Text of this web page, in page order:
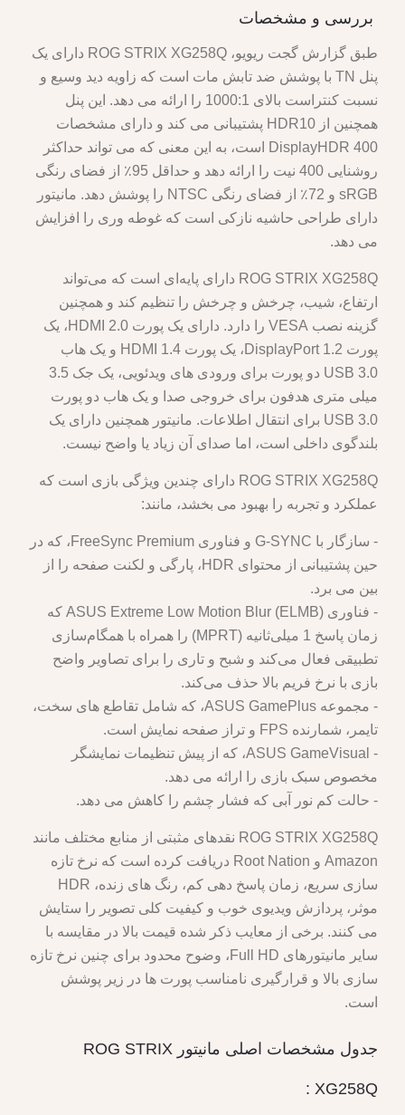
بررسی و مشخصات
طبق گزارش گجت ریویو، ROG STRIX XG258Q دارای یک
پنل TN با پوشش ضد تابش مات است که زاویه دید وسیع و
نسبت کنتراست بالای 1000:1 را ارائه می دهد. این پنل
همچنین از HDR10 پشتیبانی می کند و دارای مشخصات
DisplayHDR 400 است، به این معنی که می تواند حداکثر
روشنایی 400 نیت را ارائه دهد و حداقل 95٪ از فضای رنگی
sRGB و 72٪ از فضای رنگی NTSC را پوشش دهد. مانیتور
دارای طراحی حاشیه نازکی است که غوطه وری را افزایش
می دهد.
ROG STRIX XG258Q دارای پایه‌ای است که می‌تواند
ارتفاع، شیب، چرخش و چرخش را تنظیم کند و همچنین
گزینه نصب VESA را دارد. دارای یک پورت HDMI 2.0، یک
پورت DisplayPort 1.2، یک پورت HDMI 1.4 و یک هاب
USB 3.0 دو پورت برای ورودی های ویدئویی، یک جک 3.5
میلی متری هدفون برای خروجی صدا و یک هاب دو پورت
USB 3.0 برای انتقال اطلاعات. مانیتور همچنین دارای یک
بلندگوی داخلی است، اما صدای آن زیاد یا واضح نیست.
ROG STRIX XG258Q دارای چندین ویژگی بازی است که
عملکرد و تجربه را بهبود می بخشد، مانند:
- سازگار با G-SYNC و فناوری FreeSync Premium، که در
حین پشتیبانی از محتوای HDR، پارگی و لکنت صفحه را از
بین می برد.
- فناوری ASUS Extreme Low Motion Blur (ELMB) که
زمان پاسخ 1 میلی‌ثانیه (MPRT) را همراه با همگام‌سازی
تطبیقی فعال می‌کند و شبح و تاری را برای تصاویر واضح
بازی با نرخ فریم بالا حذف می‌کند.
- مجموعه ASUS GamePlus، که شامل تقاطع های سخت،
تایمر، شمارنده FPS و تراز صفحه نمایش است.
- ASUS GameVisual، که از پیش تنظیمات نمایشگر
مخصوص سبک بازی را ارائه می دهد.
- حالت کم نور آبی که فشار چشم را کاهش می دهد.
ROG STRIX XG258Q نقدهای مثبتی از منابع مختلف مانند
Amazon و Root Nation دریافت کرده است که نرخ تازه
سازی سریع، زمان پاسخ دهی کم، رنگ های زنده، HDR
موثر، پردازش ویدیوی خوب و کیفیت کلی تصویر را ستایش
می کنند. برخی از معایب ذکر شده قیمت بالا در مقایسه با
سایر مانیتورهای Full HD، وضوح محدود برای چنین نرخ تازه
سازی بالا و قرارگیری نامناسب پورت ها در زیر پوشش
است.
جدول مشخصات اصلی مانیتور ROG STRIX
XG258Q :